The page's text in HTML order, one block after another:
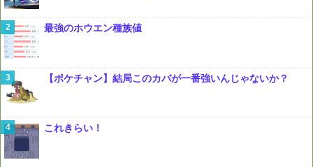
最強のホウエン種族値
【ポケチャン】結局このカバが一番強いんじゃないか？
これきらい！